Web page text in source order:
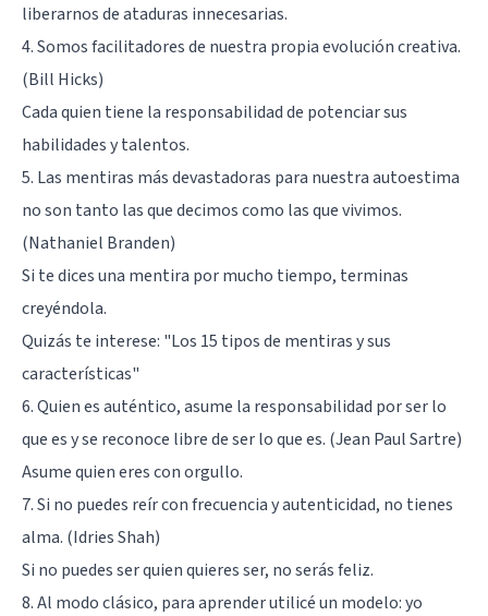
liberarnos de ataduras innecesarias.
4. Somos facilitadores de nuestra propia evolución creativa.
(Bill Hicks)
Cada quien tiene la responsabilidad de potenciar sus
habilidades y talentos.
5. Las mentiras más devastadoras para nuestra autoestima
no son tanto las que decimos como las que vivimos.
(Nathaniel Branden)
Si te dices una mentira por mucho tiempo, terminas
creyéndola.
Quizás te interese: "Los 15 tipos de mentiras y sus
características"
6. Quien es auténtico, asume la responsabilidad por ser lo
que es y se reconoce libre de ser lo que es. (Jean Paul Sartre)
Asume quien eres con orgullo.
7. Si no puedes reír con frecuencia y autenticidad, no tienes
alma. (Idries Shah)
Si no puedes ser quien quieres ser, no serás feliz.
8. Al modo clásico, para aprender utilicé un modelo: yo